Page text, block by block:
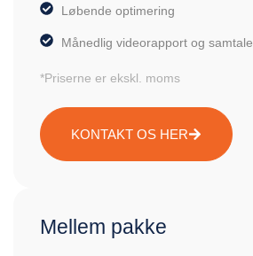
Løbende optimering
Månedlig videorapport og samtale
*Priserne er ekskl. moms
KONTAKT OS HER
Mellem pakke